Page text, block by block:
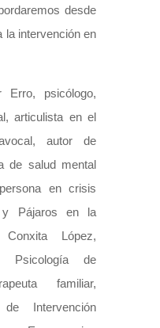
desde
la intervención en
Erro, psicólogo,
articulista en el
autor de
de salud mental
en crisis
y Pájaros en la
López,
Psicología de
familiar,
Intervención